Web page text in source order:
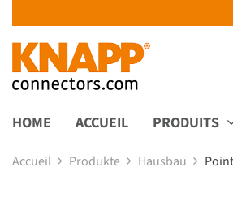
HOME ACCUEIL PRODUITS
Accueil Produkte Hausbau